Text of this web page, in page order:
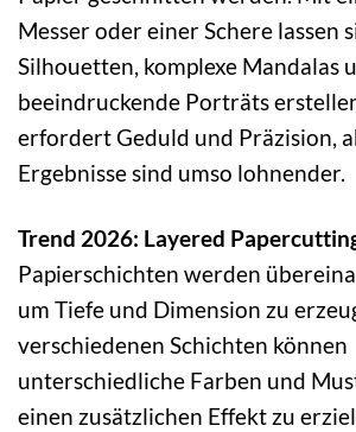
Messer oder einer Schere lassen
Silhouetten, komplexe Mandalas
beeindruckende Porträts
erfordert Geduld und Präzision,
Ergebnisse sind umso lohnender.
Trend 2026: Layered
Papierschichten werden
um Tiefe und Dimension zu
verschiedenen Schichten können
unterschiedliche Farben und
einen zusätzlichen Effekt zu